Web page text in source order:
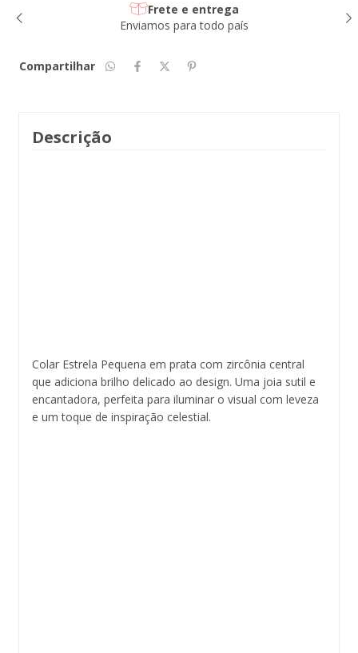
Frete e entrega
Enviamos para todo país
Compartilhar
Descrição
Colar Estrela Pequena em prata com zircônia central
que adiciona brilho delicado ao design. Uma joia sutil e
encantadora, perfeita para iluminar o visual com leveza
e um toque de inspiração celestial.